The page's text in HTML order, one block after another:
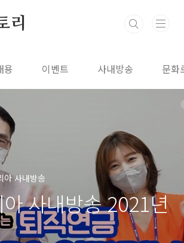
리
용 이벤트 사내방송 문화
사내방송
사내방송 2021년